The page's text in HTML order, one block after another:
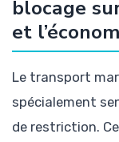
blocage
et
Le transport
spécialement
de restriction.